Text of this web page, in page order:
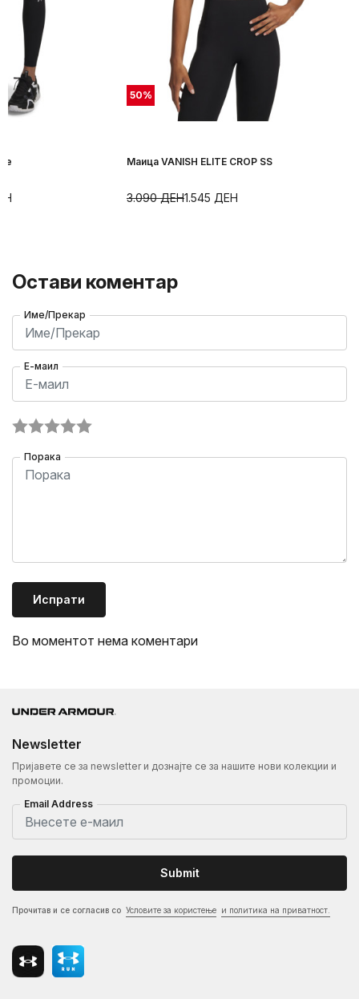
50%
Маица VANISH ELITE CROP SS
1.545 ДЕН
3.090ДЕН
Остави коментар
Име/Прекар
Е-маил
Порака
Испрати
Во моментот нема коментари
Newsletter
Пријавете се за newsletter и дознајте се за нашите нови колекции и
промоции.
Email Address
Submit
Прочитав и се согласив со Условите за користење и политика на приватност.